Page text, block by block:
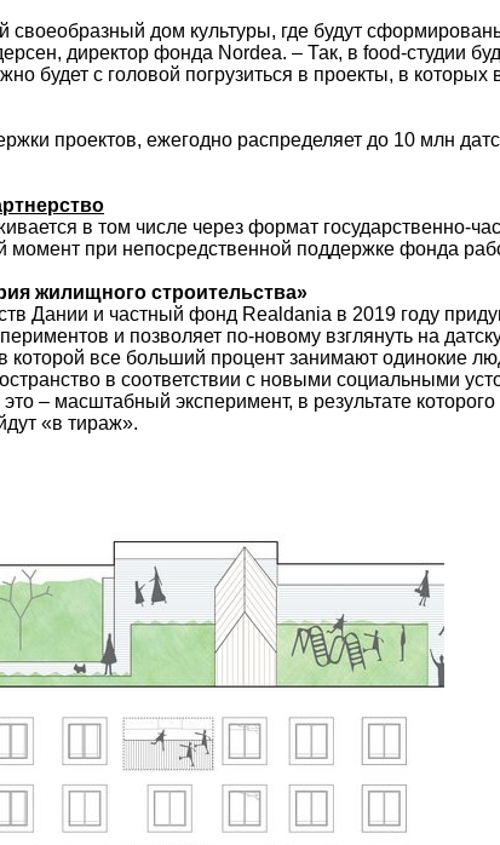
своеобразный дом культуры, где будут
директор фонда Nordea. – Так, в food-студии
будет с головой погрузиться в проекты, в
проектов, ежегодно распределяет до 10 млн
в том числе через формат государственно-
момент при непосредственной поддержке фонда
жилищного строительства»
Дании и частный фонд Realdania в 2019 году
и позволяет по-новому взглянуть на
все больший процент занимают одинокие
в соответствии с новыми социальными
– масштабный эксперимент, в результате
«в тираж».